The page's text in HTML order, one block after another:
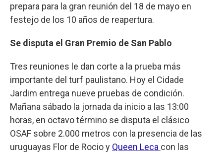
prepara para la gran reunión del 18 de mayo en
festejo de los 10 años de reapertura.
Se disputa el Gran Premio de San Pablo
Tres reuniones le dan corte a la prueba más
importante del turf paulistano. Hoy el Cidade
Jardim entrega nueve pruebas de condición.
Mañana sábado la jornada da inicio a las 13:00
horas, en octavo término se disputa el clásico
OSAF sobre 2.000 metros con la presencia de las
uruguayas Flor de Rocio y Queen Leca con las